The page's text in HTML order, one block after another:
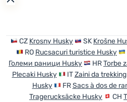
CZ Krosny Husky SK Krošne
RO Rucsacuri turistice Husky
Големи раници Husky
HRTorbe
Plecaki Husky
ITZaini da trekking
Husky
FRSacs à dos de
Tragerucksäcke Husky
CH